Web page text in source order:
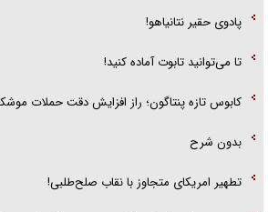
پادوی حقیر نتانیاهو!
تا می‌توانید تابوت آماده کنید!
کابوس تازه پنتاگون؛ راز افزایش دقت حملات
بدون شرح
تطهیر امریکای متجاوز با نقاب صلح‌طلبی!